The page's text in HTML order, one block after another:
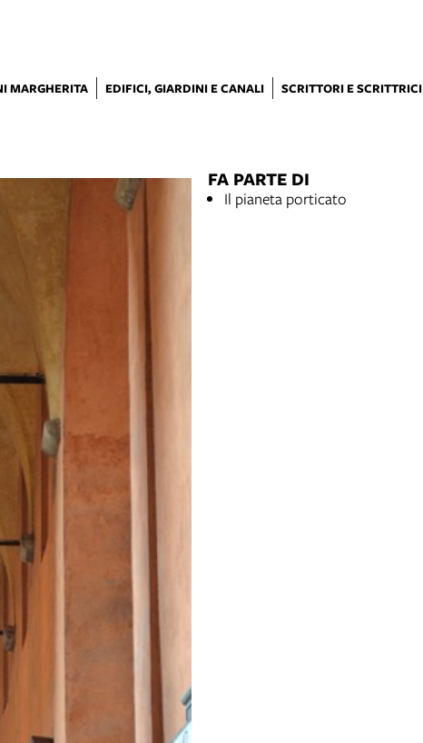
MARGHERITA EDIFICI, GIARDINI E CANALI SCRITTORI E SCRITTRICI
FA PARTE DI
Il pianeta porticato